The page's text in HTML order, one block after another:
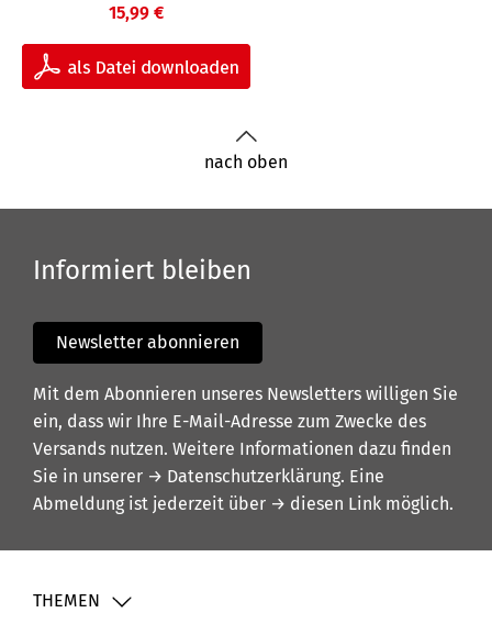
15,99 €
nach oben
Informiert bleiben
Newsletter abonnieren
Mit dem Abonnieren unseres Newsletters willigen Sie
ein, dass wir Ihre E-Mail-Adresse zum Zwecke des
Versands nutzen. Weitere Informationen dazu finden
Sie in unserer → Datenschutzerklärung. Eine
Abmeldung ist jederzeit über → diesen Link möglich.
THEMEN